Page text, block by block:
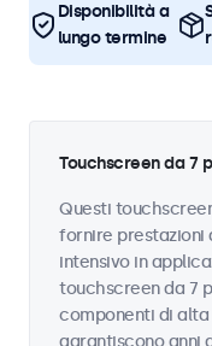
Disponibilità a
lungo termine
Touchscreen da 7
Questi
fornire prestazioni
intensivo in
touchscreen da 7
componenti di alta
garantiscono anni